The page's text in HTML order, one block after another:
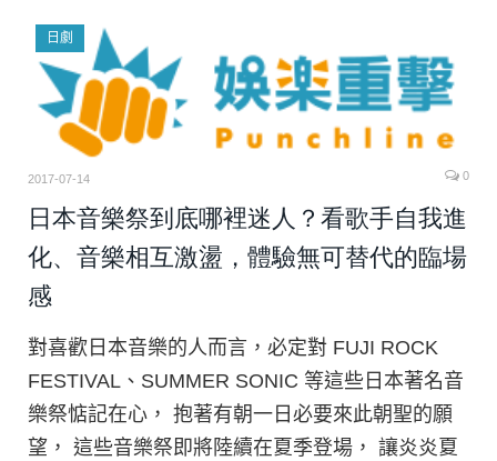
日劇
2017-07-14 0
日本音樂祭到底哪裡迷人？看歌手自我進
化、音樂相互激盪，體驗無可替代的臨場
感
對喜歡日本音樂的人而言，必定對 FUJI ROCK
FESTIVAL、SUMMER SONIC 等這些日本著名音
樂祭惦記在心， 抱著有朝一日必要來此朝聖的願
望， 這些音樂祭即將陸續在夏季登場， 讓炎炎夏